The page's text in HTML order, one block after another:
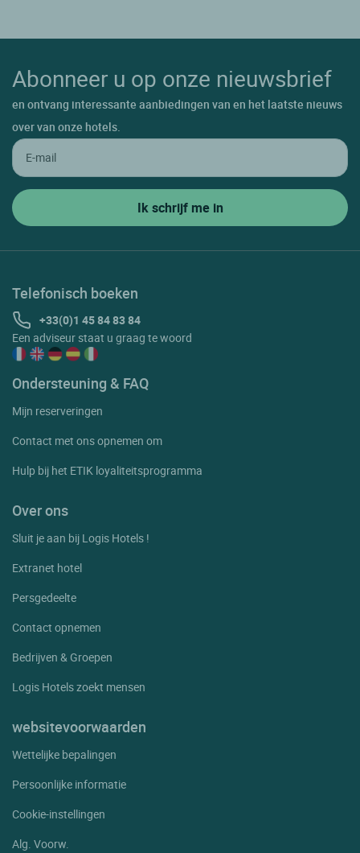
Abonneer u op onze nieuwsbrief
en ontvang interessante aanbiedingen van en het laatste nieuws
over van onze hotels.
Telefonisch boeken
+33(0)1 45 84 83 84
Een adviseur staat u graag te woord
Ondersteuning & FAQ
Mijn reserveringen
Contact met ons opnemen om
Hulp bij het ETIK loyaliteitsprogramma
Over ons
Sluit je aan bij Logis Hotels !
Extranet hotel
Persgedeelte
Contact opnemen
Bedrijven & Groepen
Logis Hotels zoekt mensen
websitevoorwaarden
Wettelijke bepalingen
Persoonlijke informatie
Cookie-instellingen
Alg. Voorw.